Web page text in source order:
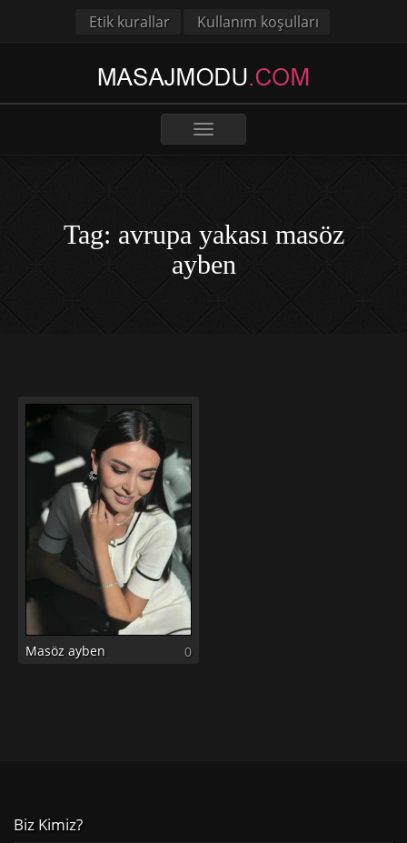
Etik kurallar Kullanım koşulları
Toggle
Tag: avrupa yakası masöz
ayben
Masöz ayben 0
Biz Kimiz?